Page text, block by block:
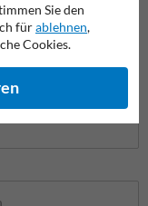
Sie den
fürablehnen,
Cookies.